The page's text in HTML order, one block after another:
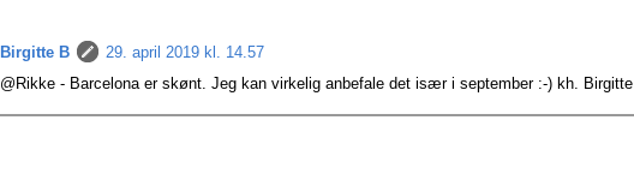
Birgitte B
29. april 2019 kl. 14.57
@Rikke - Barcelona er skønt. Jeg kan virkelig anbefale det især i september :-) kh. Birgitte